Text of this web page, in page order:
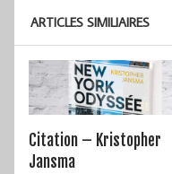
ARTICLES SIMILIAIRES
Citation – Kristopher
Jansma